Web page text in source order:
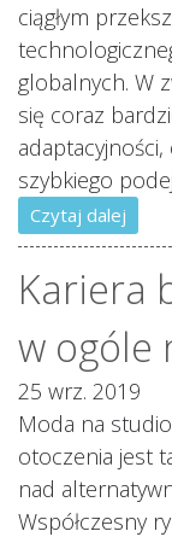
ciągłym
globalnych. W
się coraz
szybkiego
Czytaj dalej
Kariera
w ogóle
25 wrz. 2019
Moda na
otoczenia jest
nad
Współczesny